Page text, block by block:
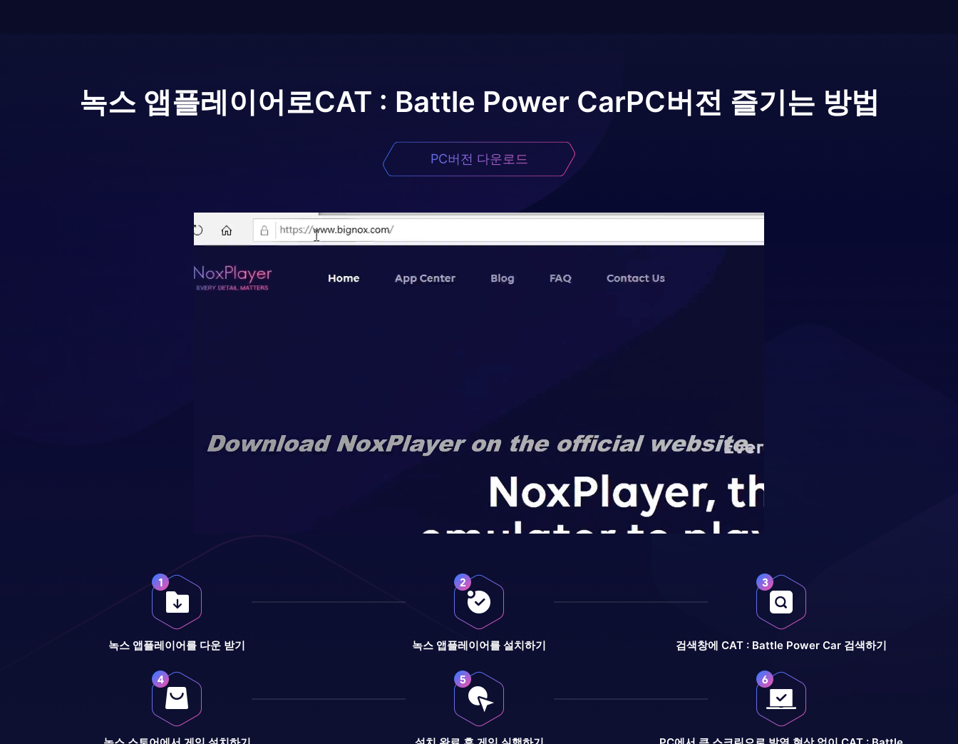
녹스 앱플레이어로CAT : Battle Power CarPC버전 즐기는 방법
PC버전 다운로드
녹스 앱플레이어를 다운 받기 녹스 앱플레이어를 설치하기 검색창에 CAT : Battle Power Car 검색하기